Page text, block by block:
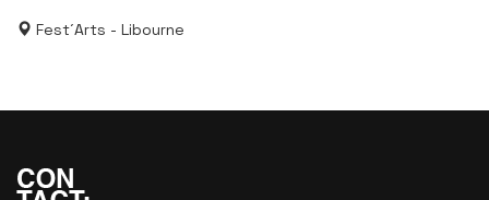
Fest´Arts - Libourne